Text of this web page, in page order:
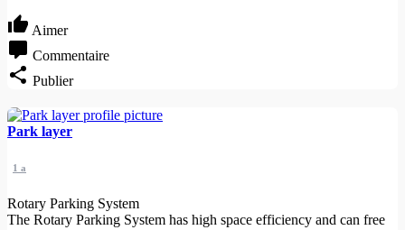
Aimer
Commentaire
Publier
Park layer
1 a
Rotary Parking System
The Rotary Parking System has high space efficiency and can free